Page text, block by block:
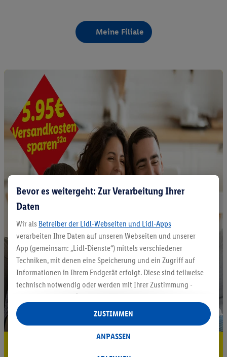
Meine Filiale
Bevor es weitergeht: Zur Verarbeitung Ihrer
Daten
Wir als Betreiber der Lidl-Webseiten und Lidl-Apps
verarbeiten Ihre Daten auf unseren Webseiten und unserer
App (gemeinsam: „Lidl-Dienste“) mittels verschiedener
Techniken, mit denen eine Speicherung und ein Zugriff auf
Informationen in Ihrem Endgerät erfolgt. Diese sind teilweise
technisch notwendig oder werden mit Ihrer Zustimmung -
auch durch Partner (u.a.
Verantwortliche; im Zusammenhang mit dem IAB TCF
insgesamt
Statistik-Erstellung oder für personalisierte Werbung
ANPASSEN
ZUSTIMMEN